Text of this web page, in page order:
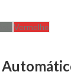
Vermelho